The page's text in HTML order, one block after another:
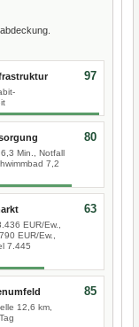
97
Min., Notfall
7,2
80
EUR/Ew.,
EUR/Ew.,
7.445
63
12,6 km,
85